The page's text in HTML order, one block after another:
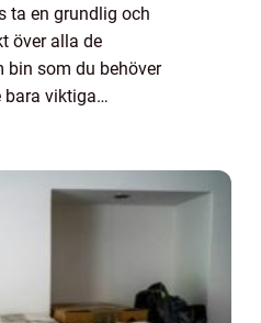
ta en grundlig och
över alla de
bin som du behöver
bara viktiga